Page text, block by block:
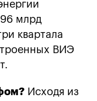
млрд
квартала
ВИЭ
Исходя из